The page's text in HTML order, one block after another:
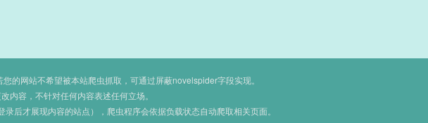
的网站不希望被本站爬虫抓取，可通过屏蔽novelspider字段实现。
内容，不针对任何内容表述任何立场。
后才展现内容的站点），爬虫程序会依据负载状态自动爬取相关页面。